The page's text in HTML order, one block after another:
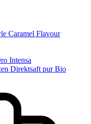
Caramel Flavour
Intensa
Direktsaft pur Bio